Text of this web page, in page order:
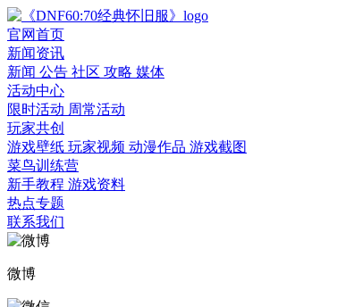
官网首页
新闻资讯
新闻 公告 社区 攻略 媒体
活动中心
限时活动 周常活动
玩家共创
游戏壁纸 玩家视频 动漫作品 游戏截图
菜鸟训练营
新手教程 游戏资料
热点专题
联系我们
微博